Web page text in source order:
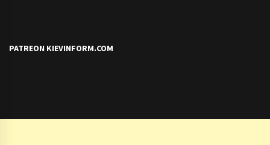
PATREON KIEVINFORM.COM